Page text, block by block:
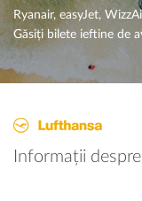
Ryanair, easyJet,
Găsiți bilete ieftine de
Informații